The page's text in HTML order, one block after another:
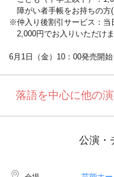
障がい者手帳をお持ちの方
※仲入り後割引サービス：当
2,000円でお入りいただけま
6月1日（金）10：00発売開始
落語を中心に他の
公演・